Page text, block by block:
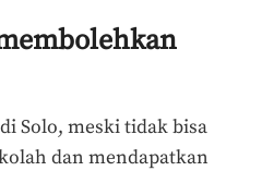
Solo, meski tidak bisa
dan mendapatkan